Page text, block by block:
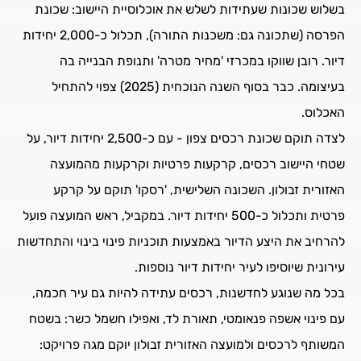
בשלוש שכונות שעתידות לשלש את אוכלוסיית היישוב: שכונת
הפרסה (שתכונה גם: משכנות התורה), תכלול כ-2,000 יחידות
דיור. רובן שווקו במכרזי 'מחיר מטרה' ותנופת הבנייה בה
בעיצומה. כבר בסוף השנה הנוכחית (2025) צפוי להתחיל
האכלוס.
לצדה תוקם שכונת רכסים צפון - עם כ-2,500 יחידות דיור, על
שטחי היישוב רכסים, קרקעות פרטיות וקרקעות מהמועצה
האזורית זבולון. השכונה השלישית, 'רסקו' תוקם על קרקע
פרטית ותכלול כ-500 יחידות דיור. במקביל, ראש המועצה פועל
להרחיב את היצע הדיור באמצעות תוכניות פינוי בינוי והתחדשות
עירונית שיוסיפו לעיר יחידות דיור נוספות.
בכל מה שנוגע לחדשנות, רכסים עתידה להיות גם עיר חכמה,
עם פינוי אשפה פנאומטי, תאורת לד, ואפילו חשמל כשר: בשטח
המשותף לרכסים ולמועצה האזורית זבולון יוקם מגה פרויקט: